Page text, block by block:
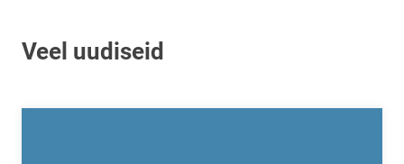
Veel uudiseid